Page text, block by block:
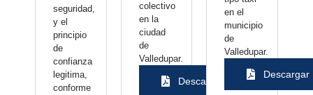
seguridad,
y el
principio
de
confianza
legitima,
conforme
colectivo
en la
ciudad
de
Valledupar.
Descargar
en el
municipio
de
Valledupar.
Descargar